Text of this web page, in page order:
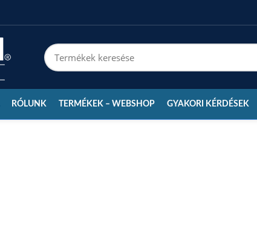
RÓLUNK TERMÉKEK – WEBSHOP GYAKORI KÉRDÉSEK